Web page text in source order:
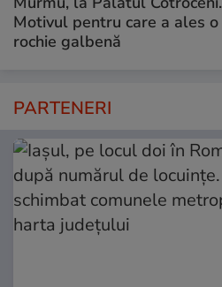
Motivul pentru care a ales o
rochie galbenă
PARTENERI